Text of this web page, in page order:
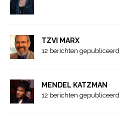
TZVI MARX
12 berichten gepubliceerd
MENDEL KATZMAN
12 berichten gepubliceerd